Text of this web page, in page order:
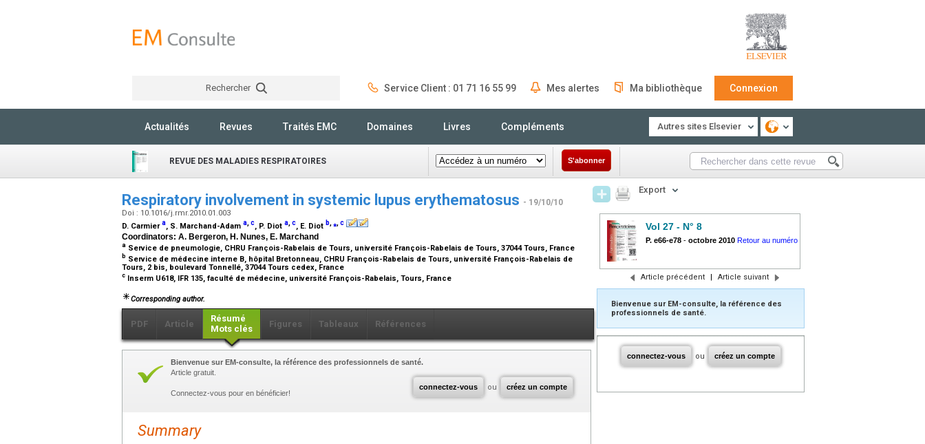
Rechercher Service Client : 01 71 16 55 99 Mes alertes Ma bibliothèque Connexion
Actualités Revues Traités EMC Domaines Livres Compléments Autres sites Elsevier
REVUE DES MALADIES RESPIRATOIRES S'abonner
Respiratory involvement in systemic lupus erythematosus - 19/10/10
Doi : 10.1016/j.rmr.2010.01.003
D. Carmiera, S. Marchand-Adam a,c, P. Diot a,c, E. Diot b,⁎,c
Coordinators: A. Bergeron, H. Nunes, E. Marchand
a Service de pneumologie, CHRU François-Rabelais de Tours, université François-Rabelais de Tours, 37044 Tours, France
b Service de médecine interne B, hôpital Bretonneau, CHRU François-Rabelais de Tours, université François-Rabelais de
Tours, 2 bis, boulevard Tonnellé, 37044 Tours cedex, France
c Inserm U618, IFR 135, faculté de médecine, université François-Rabelais, Tours, France
Corresponding author.
PDF Article
Résumé
Mots clés
Figures Tableaux Références
connectez-vous ou créez un compte
Bienvenue sur EM-consulte, la référence des professionnels de santé.
Article gratuit.
Connectez-vous pour en bénéficier!
Summary
Export
Vol 27 - N° 8
P. e66-e78 - octobre 2010 Retour au numéro
Article précédent | Article suivant
Bienvenue sur EM-consulte, la référence des
professionnels de santé.
connectez-vous ou créez un compte